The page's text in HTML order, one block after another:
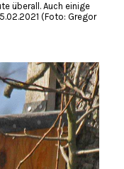
überall. Auch einige
(Foto: Gregor